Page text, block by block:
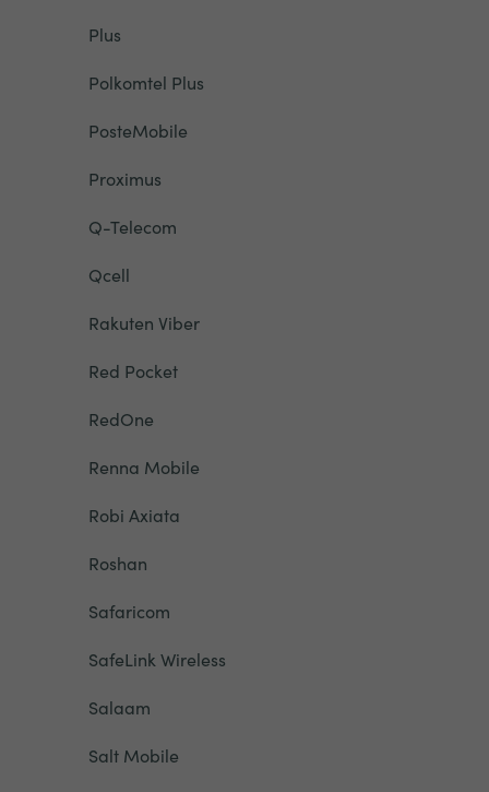
Plus
Polkomtel Plus
PosteMobile
Proximus
Q-Telecom
Qcell
Rakuten Viber
Red Pocket
RedOne
Renna Mobile
Robi Axiata
Roshan
Safaricom
SafeLink Wireless
Salaam
Salt Mobile